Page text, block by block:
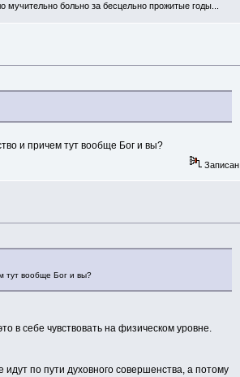
больно за бесцельно прожитые годы...
и причем тут вообще Бог и вы?
Записан
тут вообще Бог и вы?
в себе чувствовать на физическом уровне.
по пути духовного совершенства, а потому